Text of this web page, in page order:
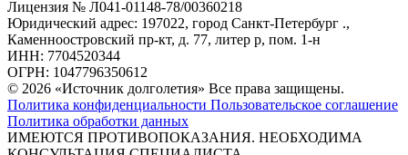
Лицензия № Л041-01148-78/00360218
Юридический адрес: 197022, город Санкт-Петербург .,
Каменноостровский пр-кт, д. 77, литер р, пом. 1-н
ИНН: 7704520344
ОГРН: 1047796350612
© 2026 «Источник долголетия» Все права защищены.
Политика конфиденциальности Пользовательское соглашение
Политика обработки данных
ИМЕЮТСЯ ПРОТИВОПОКАЗАНИЯ. НЕОБХОДИМА